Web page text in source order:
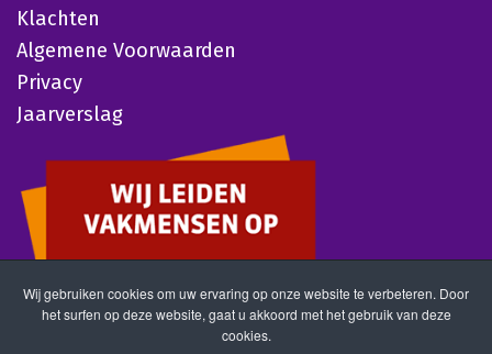
Klachten
Algemene Voorwaarden
Privacy
Jaarverslag
Wij gebruiken cookies om uw ervaring op onze website te verbeteren. Door
het surfen op deze website, gaat u akkoord met het gebruik van deze
cookies.